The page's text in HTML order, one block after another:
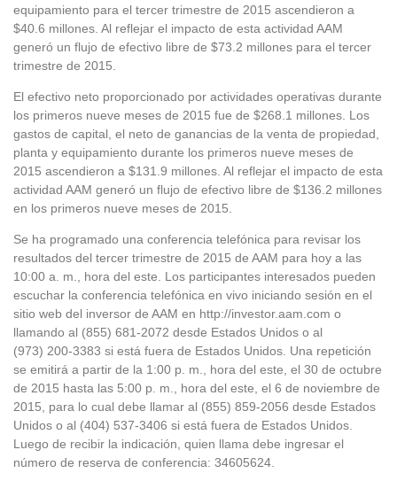
equipamiento para el tercer trimestre de 2015 ascendieron a
$40.6 millones. Al reflejar el impacto de esta actividad AAM
generó un flujo de efectivo libre de $73.2 millones para el tercer
trimestre de 2015.
El efectivo neto proporcionado por actividades operativas durante
los primeros nueve meses de 2015 fue de $268.1 millones. Los
gastos de capital, el neto de ganancias de la venta de propiedad,
planta y equipamiento durante los primeros nueve meses de
2015 ascendieron a $131.9 millones. Al reflejar el impacto de esta
actividad AAM generó un flujo de efectivo libre de $136.2 millones
en los primeros nueve meses de 2015.
Se ha programado una conferencia telefónica para revisar los
resultados del tercer trimestre de 2015 de AAM para hoy a las
10:00 a. m., hora del este. Los participantes interesados pueden
escuchar la conferencia telefónica en vivo iniciando sesión en el
sitio web del inversor de AAM en http://investor.aam.com o
llamando al (855) 681-2072 desde Estados Unidos o al
(973) 200-3383 si está fuera de Estados Unidos. Una repetición
se emitirá a partir de la 1:00 p. m., hora del este, el 30 de octubre
de 2015 hasta las 5:00 p. m., hora del este, el 6 de noviembre de
2015, para lo cual debe llamar al (855) 859-2056 desde Estados
Unidos o al (404) 537-3406 si está fuera de Estados Unidos.
Luego de recibir la indicación, quien llama debe ingresar el
número de reserva de conferencia: 34605624.